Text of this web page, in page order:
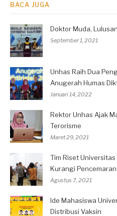
BACA JUGA
Doktor Muda,
September 1, 2021
Unhas Raih Dua
Anugerah Humas
Januari 14, 2022
Rektor Unhas Ajak
Terorisme
Maret 29, 2021
Tim Riset
Kurangi
Agustus 7, 2021
Ide Mahasiswa
Distribusi Vaksin